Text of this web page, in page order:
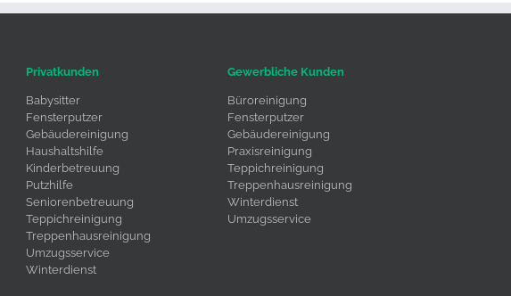
Privatkunden
Babysitter
Fensterputzer
Gebäudereinigung
Haushaltshilfe
Kinderbetreuung
Putzhilfe
Seniorenbetreuung
Teppichreinigung
Treppenhausreinigung
Umzugsservice
Winterdienst
Gewerbliche Kunden
Büroreinigung
Fensterputzer
Gebäudereinigung
Praxisreinigung
Teppichreinigung
Treppenhausreinigung
Winterdienst
Umzugsservice